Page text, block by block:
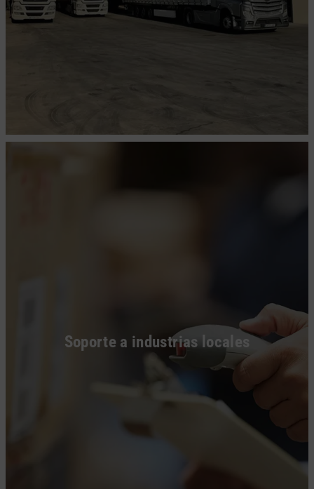
Soporte a industrias locales